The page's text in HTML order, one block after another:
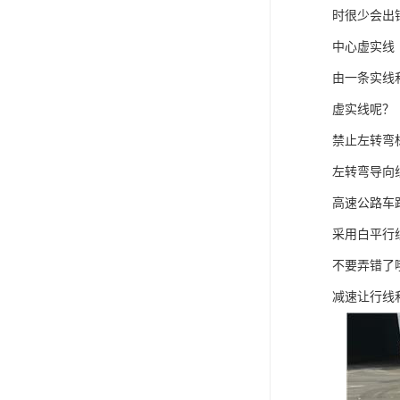
时很少会出
中心虚实线
由一条实线
虚实线呢？
禁止左转弯
左转弯导向
高速公路车
采用白平行
不要弄错了
减速让行线